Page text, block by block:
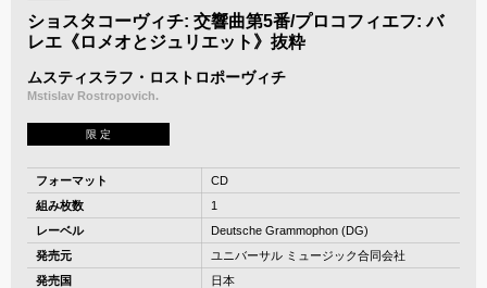
ショスタコーヴィチ: 交響曲第5番/プロコフィエフ: バ
レエ《ロメオとジュリエット》抜粋
ムスティスラフ・ロストロポーヴィチ
Mstislav Rostropovich.
限 定
フォーマット
CD
組み枚数
1
レーベル
Deutsche Grammophon (DG)
発売元
ユニバーサル ミュージック合同会社
発売国
日本